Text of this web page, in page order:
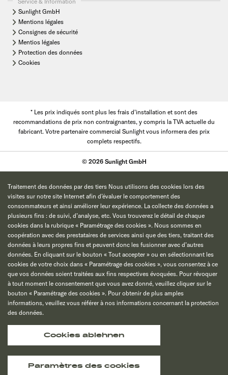
Sunlight GmbH
Mentions légales
Consignes de sécurité
Mentios légales
Protection des données
Cookies
* Les prix indiqués sont plus les frais d'installation et sont des
recommandations de prix non contraignantes, y compris la TVA actuelle du
fabricant. Votre partenaire commercial Sunlight vous informera des prix
complets respectifs.
© 2026 Sunlight GmbH
Traitement des données par des tiers Nous utilisons des cookies lors des
visites sur notre site Internet afin d’évaluer le comportement des
consommateurs et ainsi améliorer leur expérience. La collecte des données a
plusieurs fins : de suivi, d’analyse, etc. Vous trouverez le détail de chaque
cookies dans la rubrique « Paramétrage des cookies ». Nous sommes en
coopération avec des prestataires de services ainsi que des tiers, traitant des
données à leurs propres fins et peuvent donc les fusionner avec d’autres
données. En cliquant sur le bouton « Tout accepter » ou en sélectionnant les
cookies de votre choix dans « Paramétrage des cookies », vous consentez à ce
que vos données soient traitées aux fins respectives évoquées. Pour révoquer
à tout moment le consentement que vous avez donné, veuillez cliquer sur le
bouton « Paramétrage des cookies ». Pour obtenir de plus amples
informations, veuillez vous référer à nos informations concernant la protection
des données.
Cookies ablehnen
Paramètres des cookies